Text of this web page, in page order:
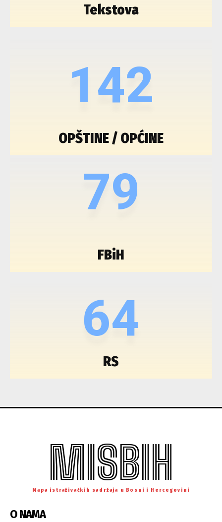
Tekstova
142
OPŠTINE / OPĆINE
79
FBiH
64
RS
MISBIH
Mapa istraživačkih sadržaja u Bosni i Hercegovini
O NAMA